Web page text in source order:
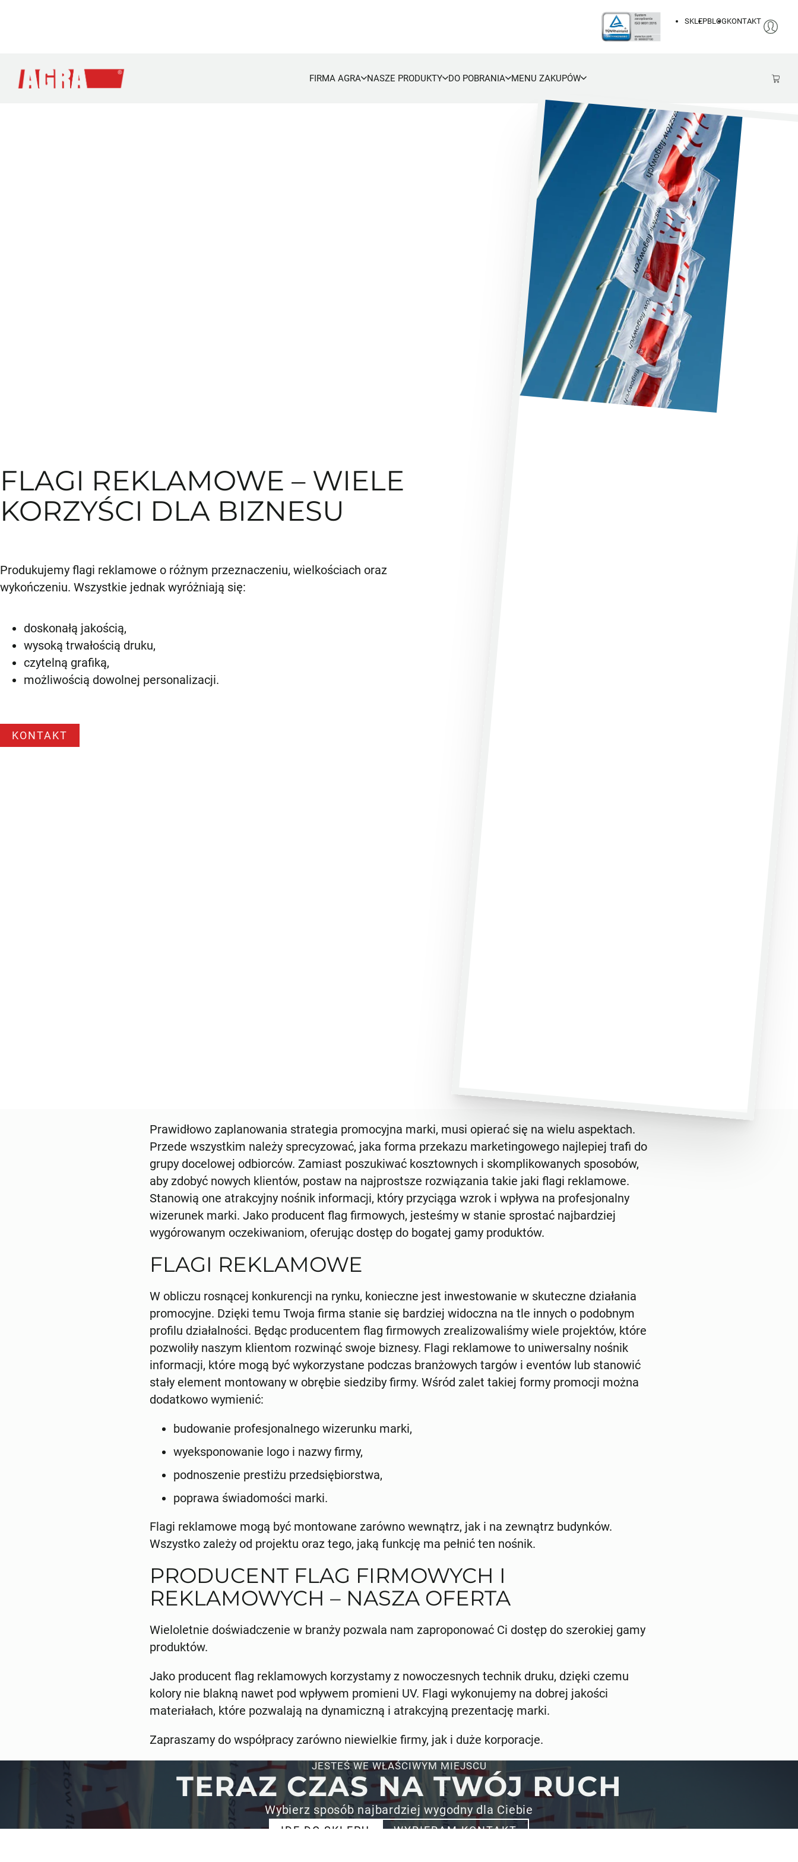
SKLEPBLOGKONTAKT
FIRMA AGRA NASZE PRODUKTY DO POBRANIA MENU ZAKUPÓW
FLAGI REKLAMOWE – WIELE
KORZYŚCI DLA BIZNESU
Produkujemy flagi reklamowe o różnym przeznaczeniu, wielkościach oraz
wykończeniu. Wszystkie jednak wyróżniają się:
doskonałą jakością,
wysoką trwałością druku,
czytelną grafiką,
możliwością dowolnej personalizacji.
KONTAKT
Prawidłowo zaplanowania strategia promocyjna marki, musi opierać się na wielu aspektach.
Przede wszystkim należy sprecyzować, jaka forma przekazu marketingowego najlepiej trafi do
grupy docelowej odbiorców. Zamiast poszukiwać kosztownych i skomplikowanych sposobów,
aby zdobyć nowych klientów, postaw na najprostsze rozwiązania takie jaki flagi reklamowe.
Stanowią one atrakcyjny nośnik informacji, który przyciąga wzrok i wpływa na profesjonalny
wizerunek marki. Jako producent flag firmowych, jesteśmy w stanie sprostać najbardziej
wygórowanym oczekiwaniom, oferując dostęp do bogatej gamy produktów.
FLAGI REKLAMOWE
W obliczu rosnącej konkurencji na rynku, konieczne jest inwestowanie w skuteczne działania
promocyjne. Dzięki temu Twoja firma stanie się bardziej widoczna na tle innych o podobnym
profilu działalności. Będąc producentem flag firmowych zrealizowaliśmy wiele projektów, które
pozwoliły naszym klientom rozwinąć swoje biznesy. Flagi reklamowe to uniwersalny nośnik
informacji, które mogą być wykorzystane podczas branżowych targów i eventów lub stanowić
stały element montowany w obrębie siedziby firmy. Wśród zalet takiej formy promocji można
dodatkowo wymienić:
budowanie profesjonalnego wizerunku marki,
wyeksponowanie logo i nazwy firmy,
podnoszenie prestiżu przedsiębiorstwa,
poprawa świadomości marki.
Flagi reklamowe mogą być montowane zarówno wewnątrz, jak i na zewnątrz budynków.
Wszystko zależy od projektu oraz tego, jaką funkcję ma pełnić ten nośnik.
PRODUCENT FLAG FIRMOWYCH I
REKLAMOWYCH – NASZA OFERTA
Wieloletnie doświadczenie w branży pozwala nam zaproponować Ci dostęp do szerokiej gamy
produktów.
Jako producent flag reklamowych korzystamy z nowoczesnych technik druku, dzięki czemu
kolory nie blakną nawet pod wpływem promieni UV. Flagi wykonujemy na dobrej jakości
materiałach, które pozwalają na dynamiczną i atrakcyjną prezentację marki.
Zapraszamy do współpracy zarówno niewielkie firmy, jak i duże korporacje.
JESTEŚ WE WŁAŚCIWYM MIEJSCU
TERAZ CZAS NA TWÓJ RUCH
Wybierz sposób najbardziej wygodny dla Ciebie
IDĘ DO SKLEPU WYBIERAM KONTAKT